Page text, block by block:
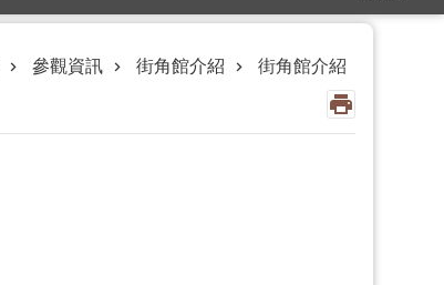
參觀資訊 街角館介紹 街角館介紹